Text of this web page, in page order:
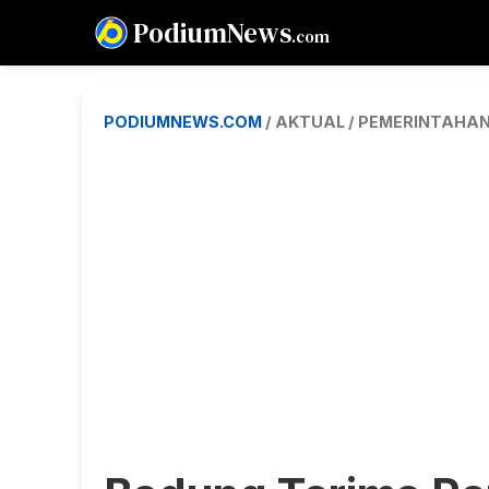
PodiumNews.com
PODIUMNEWS.COM / AKTUAL /